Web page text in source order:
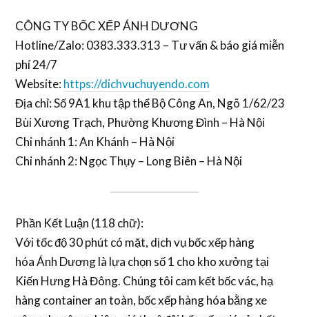
CÔNG TY BỐC XẾP ÁNH DƯƠNG
Hotline/Zalo: 0383.333.313 – Tư vấn & báo giá miễn
phí 24/7
Website:https://dichvuchuyendo.com
Địa chỉ: Số 9A1 khu tập thể Bộ Công An, Ngõ 1/62/23
Bùi Xương Trạch, Phường Khương Đình – Hà Nội
Chi nhánh 1: An Khánh – Hà Nội
Chi nhánh 2: Ngọc Thụy – Long Biên – Hà Nội
Phần Kết Luận (118 chữ):
Với tốc độ 30 phút có mặt, dịch vụ bốc xếp hàng
hóaÁnh Dương là lựa chọn số 1 cho kho xưởng tại
Kiến Hưng Hà Đông. Chúng tôi cam kết bốc vác, hạ
hàng containeran toàn, bốc xếp hàng hóa bằng xe